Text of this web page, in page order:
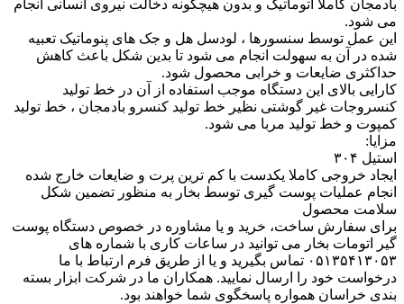
بادمجان کاملا اتوماتیک و بدون هیچگونه دخالت نیروی انسانی انجام
می شود.
این عمل توسط سنسورها ، لودسل هل و جک های پنوماتیک تعبیه
شده در آن به سهولت انجام می شود تا بدین شکل باعث کاهش
حداکثری ضایعات و خرابی محصول شود.
کارایی بالای این دستگاه موجب استفاده از آن در خط تولید
کنسروجات غیر گوشتی نظیر خط تولید کنسرو بادمجان ، خط تولید
کمپوت و خط تولید مربا می شود.
مزایا:
استیل ۳۰۴
ایجاد خروجی کاملا یکدست با کم ترین پرت و ضایعات خارج شده
انجام عملیات پوست گیری توسط بخار به منظور تضمین شکل
سلامت محصول
برای سفارش ساخت، خرید و یا مشاوره در خصوص دستگاه پوست
گیر اتومات بخار می توانید در ساعات کاری با شماره های
۰۵۱۳۵۴۱۳۰۵۳ تماس بگیرید و یا از طریق فرم ارتباط با ما
درخواست خود را ارسال نمایید. همکاران ما در شرکت ابزار بسته
بندی خراسان همواره پاسخگوی شما خواهند بود.